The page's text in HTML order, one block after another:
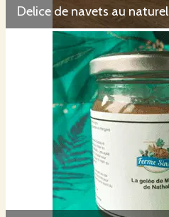
Delice de navets au naturel